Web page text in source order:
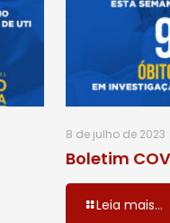
8 de julho de 2023
Boletim
Leia mais...